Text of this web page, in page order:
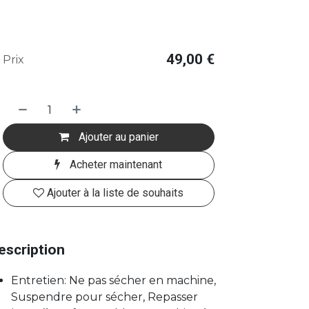
Ajouter au panier
Acheter maintenant
Ajouter à la liste de souhaits
Prix 49,00 €
Entretien: Ne pas sécher en machine,
Suspendre pour sécher, Repasser